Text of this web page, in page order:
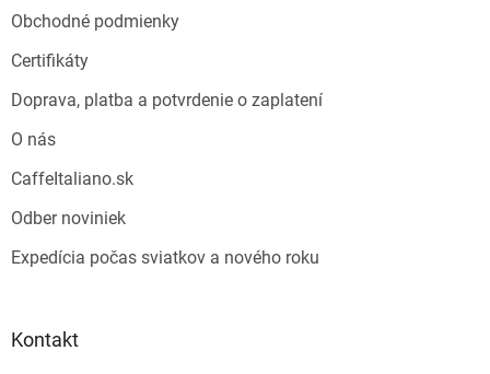
Obchodné podmienky
Certifikáty
Doprava, platba a potvrdenie o zaplatení
O nás
CaffeItaliano.sk
Odber noviniek
Expedícia počas sviatkov a nového roku
Kontakt